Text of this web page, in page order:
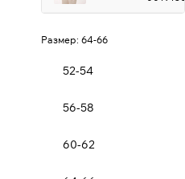
Размер: 64-66
52-54
56-58
60-62